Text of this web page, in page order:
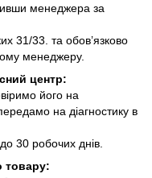
менеджера за
31/33. та обов’язково
менеджеру.
центр:
його на
на діагностику в
30 робочих днів.
товару: